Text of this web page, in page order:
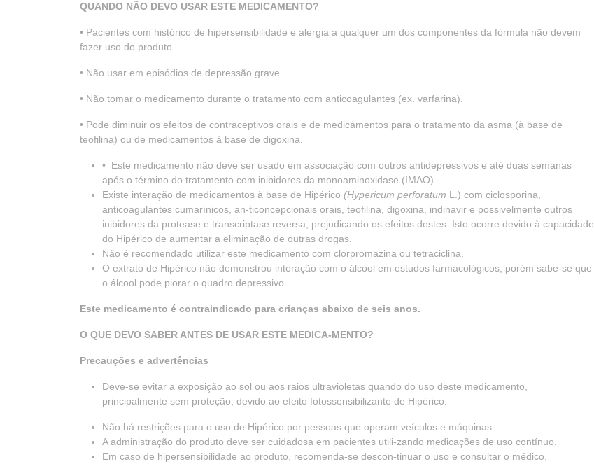
QUANDO NÃO DEVO USAR ESTE MEDICAMENTO?
• Pacientes com histórico de hipersensibilidade e alergia a qualquer um dos componentes da fórmula não devem
fazer uso do produto.
• Não usar em episódios de depressão grave.
• Não tomar o medicamento durante o tratamento com anticoagulantes (ex. varfarina).
• Pode diminuir os efeitos de contraceptivos orais e de medicamentos para o tratamento da asma (à base de
teofilina) ou de medicamentos à base de digoxina.
• Este medicamento não deve ser usado em associação com outros antidepressivos e até duas semanas
após o término do tratamento com inibidores da monoaminoxidase (IMAO).
Existe interação de medicamentos à base de Hipérico (Hypericum perforatum L.) com ciclosporina,
anticoagulantes cumarínicos, an-ticoncepcionais orais, teofilina, digoxina, indinavir e possivelmente outros
inibidores da protease e transcriptase reversa, prejudicando os efeitos destes. Isto ocorre devido à capacidade
do Hipérico de aumentar a eliminação de outras drogas.
Não é recomendado utilizar este medicamento com clorpromazina ou tetraciclina.
O extrato de Hipérico não demonstrou interação com o álcool em estudos farmacológicos, porém sabe-se que
o álcool pode piorar o quadro depressivo.
Este medicamento é contraindicado para crianças abaixo de seis anos.
O QUE DEVO SABER ANTES DE USAR ESTE MEDICA-MENTO?
Precauções e advertências
Deve-se evitar a exposição ao sol ou aos raios ultravioletas quando do uso deste medicamento,
principalmente sem proteção, devido ao efeito fotossensibilizante de Hipérico.
Não há restrições para o uso de Hipérico por pessoas que operam veículos e máquinas.
A administração do produto deve ser cuidadosa em pacientes utili-zando medicações de uso contínuo.
Em caso de hipersensibilidade ao produto, recomenda-se descon-tinuar o uso e consultar o médico.